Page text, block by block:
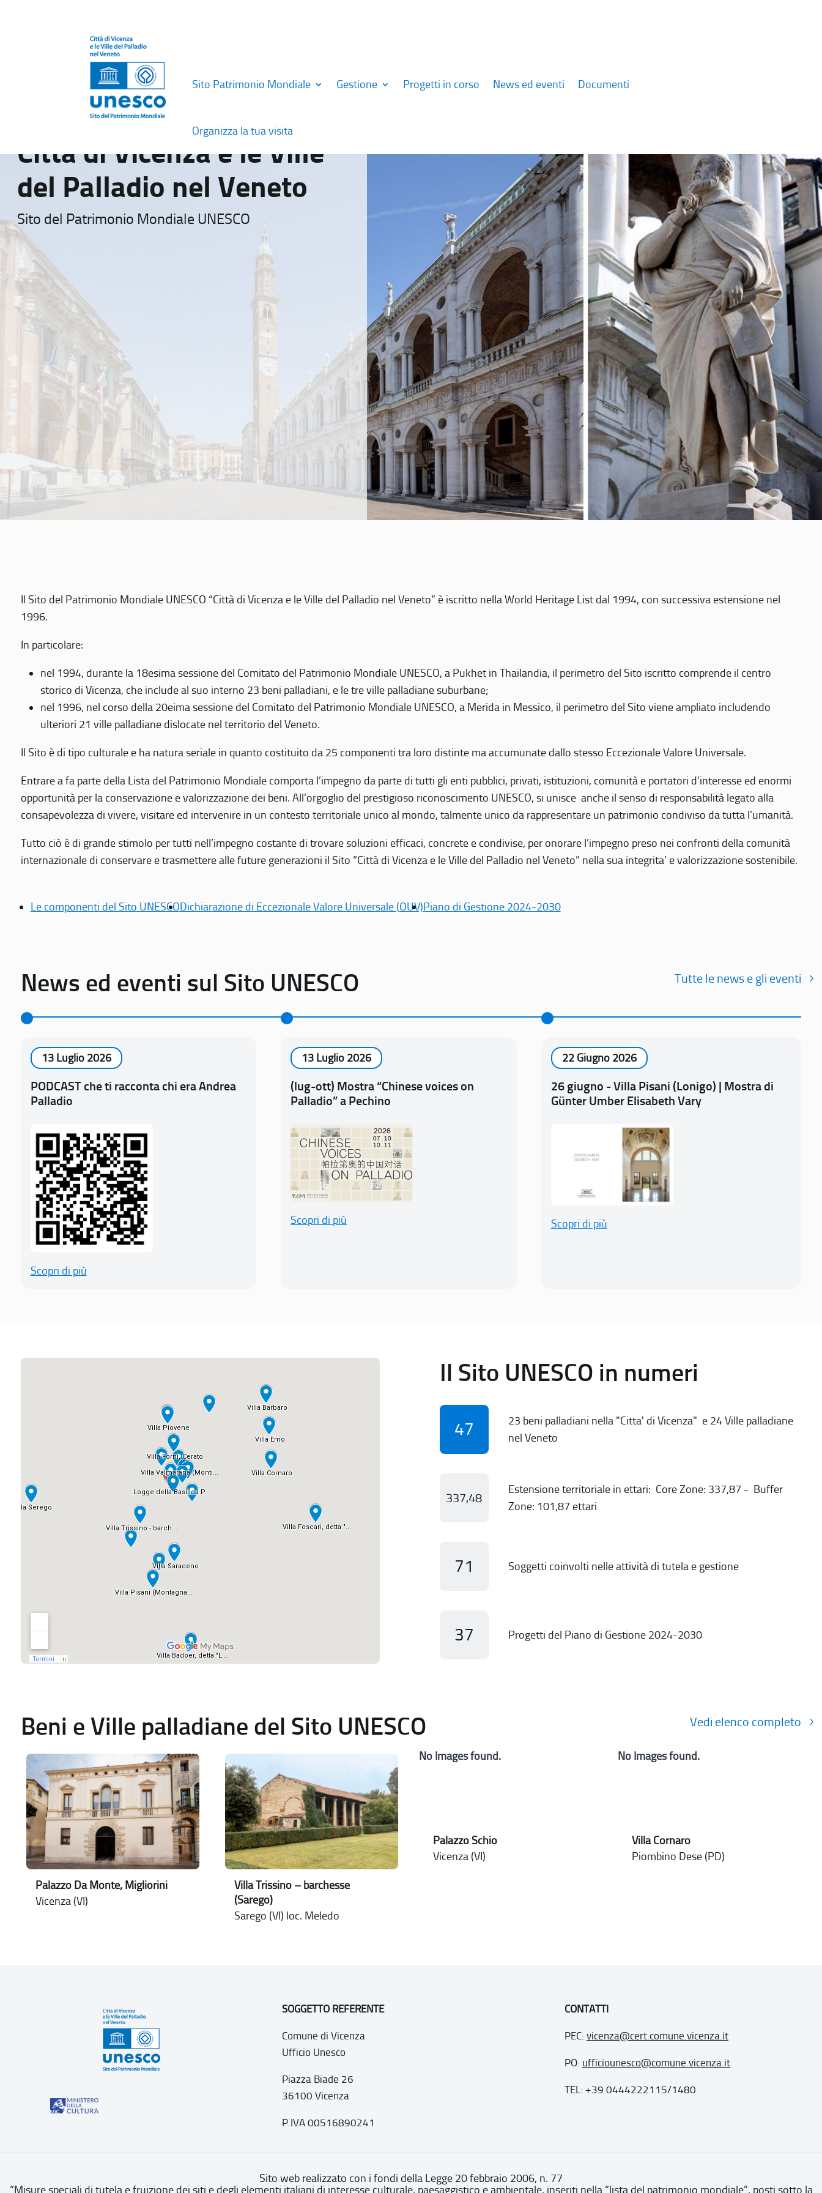
Sito Patrimonio Mondiale Gestione Progetti in corso News ed eventi Documenti
Organizza la tua visita
Città di Vicenza e le Ville
del Palladio nel Veneto
Sito del Patrimonio Mondiale UNESCO
Il Sito del Patrimonio Mondiale UNESCO “Città di Vicenza e le Ville del Palladio nel Veneto” è iscritto nella World Heritage List dal 1994, con successiva estensione nel
1996.
In particolare:
nel 1994, durante la 18esima sessione del Comitato del Patrimonio Mondiale UNESCO, a Pukhet in Thailandia, il perimetro del Sito iscritto comprende il centro
storico di Vicenza, che include al suo interno 23 beni palladiani, e le tre ville palladiane suburbane;
nel 1996, nel corso della 20eima sessione del Comitato del Patrimonio Mondiale UNESCO, a Merida in Messico, il perimetro del Sito viene ampliato includendo
ulteriori 21 ville palladiane dislocate nel territorio del Veneto.
Il Sito è di tipo culturale e ha natura seriale in quanto costituito da 25 componenti tra loro distinte ma accumunate dallo stesso Eccezionale Valore Universale.
Entrare a fa parte della Lista del Patrimonio Mondiale comporta l’impegno da parte di tutti gli enti pubblici, privati, istituzioni, comunità e portatori d’interesse ed enormi
opportunità per la conservazione e valorizzazione dei beni. All’orgoglio del prestigioso riconoscimento UNESCO, si unisce anche il senso di responsabilità legato alla
consapevolezza di vivere, visitare ed intervenire in un contesto territoriale unico al mondo, talmente unico da rappresentare un patrimonio condiviso da tutta l’umanità.
Tutto ciò è di grande stimolo per tutti nell’impegno costante di trovare soluzioni efficaci, concrete e condivise, per onorare l’impegno preso nei confronti della comunità
internazionale di conservare e trasmettere alle future generazioni il Sito “Città di Vicenza e le Ville del Palladio nel Veneto” nella sua integrita’ e valorizzazione sostenibile.
Le componenti del Sito UNESCODichiarazione di Eccezionale Valore Universale (OUV)Piano di Gestione 2024-2030
News ed eventi sul Sito UNESCO Tutte le news e gli eventi
13 Luglio 2026
PODCAST che ti racconta chi era Andrea
Palladio
Scopri di più
13 Luglio 2026
(lug-ott) Mostra “Chinese voices on
Palladio” a Pechino
Scopri di più
22 Giugno 2026
26 giugno - Villa Pisani (Lonigo) | Mostra di
Günter Umber Elisabeth Vary
Scopri di più
Il Sito UNESCO in numeri
47
23 beni palladiani nella "Citta' di Vicenza" e 24 Ville palladiane
nel Veneto
337,48
Estensione territoriale in ettari: Core Zone: 337,87 - Buffer
Zone: 101,87 ettari
71 Soggetti coinvolti nelle attività di tutela e gestione
37 Progetti del Piano di Gestione 2024-2030
Beni e Ville palladiane del Sito UNESCO Vedi elenco completo
Palazzo Da Monte, Migliorini
Vicenza (VI)
Villa Trissino – barchesse
(Sarego)
Sarego (VI) loc. Meledo
No Images found.
Palazzo Schio
Vicenza (VI)
No Images found.
Villa Cornaro
Piombino Dese (PD)
SOGGETTO REFERENTE
Comune di Vicenza
Ufficio Unesco
Piazza Biade 26
36100 Vicenza
P.IVA 00516890241
CONTATTI
PEC: vicenza@cert.comune.vicenza.it
PO: ufficiounesco@comune.vicenza.it
TEL: +39 0444222115/1480
Sito web realizzato con i fondi della Legge 20 febbraio 2006, n. 77
“Misure speciali di tutela e fruizione dei siti e degli elementi italiani di interesse culturale, paesaggistico e ambientale, inseriti nella “lista del patrimonio mondiale”, posti sotto la